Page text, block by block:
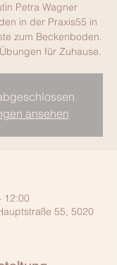
Petra Wagner
in der Praxis55 in
zum Beckenboden.
für Zuhause.
ansehen
12:00
55, 5020